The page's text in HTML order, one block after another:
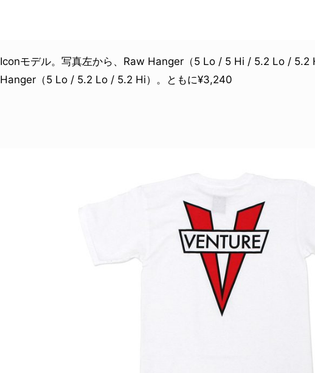
Iconモデル。写真左から、Raw Hanger（5 Lo / 5 Hi / 5.2 Lo / 5.2
Hanger（5 Lo / 5.2 Lo / 5.2 Hi）。ともに¥3,240